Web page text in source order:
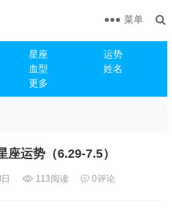
星座
运势
血型
姓名
更多
菜单
座运势（6.29-7.5）
113阅读 0评论